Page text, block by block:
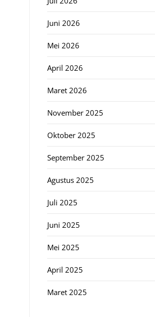
Juni 2026
Mei 2026
April 2026
Maret 2026
November 2025
Oktober 2025
September 2025
Agustus 2025
Juli 2025
Juni 2025
Mei 2025
April 2025
Maret 2025